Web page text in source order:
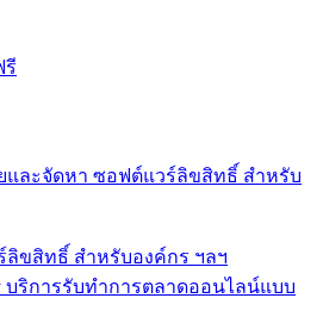
ขสิทธิ์ สำหรับองค์กร ฯลฯ